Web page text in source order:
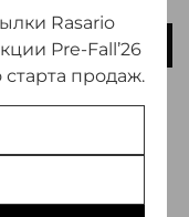
Rasario
Pre-Fall’26
продаж.